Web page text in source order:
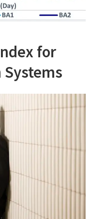
for